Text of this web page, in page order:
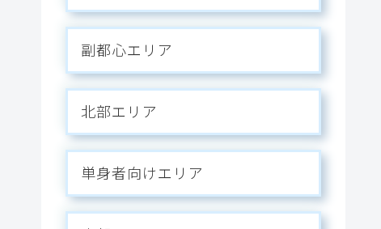
副都心エリア
北部エリア
単身者向けエリア